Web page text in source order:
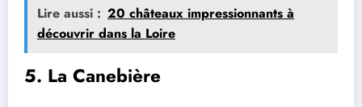
Lire aussi : 20 châteaux impressionnants à
découvrir dans la Loire
5. La Canebière